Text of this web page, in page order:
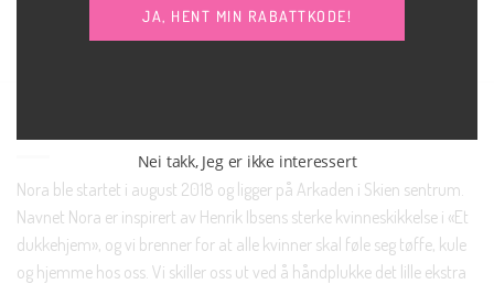
SELECTED FEMME
Nora ble startet i august 2018 og ligger på Arkaden i Skien sentrum.
Navnet Nora er inspirert av Henrik Ibsens sterke kvinneskikkelse i «Et
dukkehjem», og vi brenner for at alle kvinner skal føle seg tøffe, kule
og hjemme hos oss. Vi skiller oss ut ved å håndplukke det lille ekstra
JA, HENT MIN RABATTKODE!
Nei takk, Jeg er ikke interessert